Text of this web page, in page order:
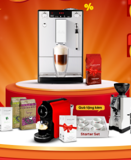
nghiệm cà phê hoàn hảo.
HÀ NỘI 0907 838 395
SERVICE HÀ NỘI 0903 775 286